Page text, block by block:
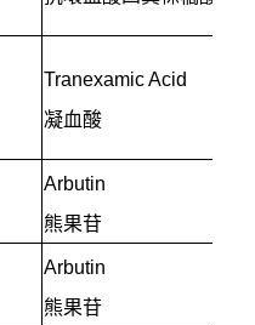
Tranexamic Acid
凝血酸
Arbutin
熊果苷
Arbutin
熊果苷